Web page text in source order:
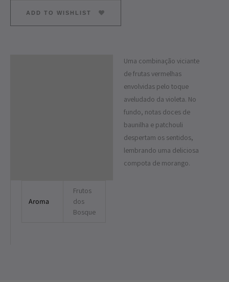
ADD TO WISHLIST
Uma combinação viciante
de frutas vermelhas
envolvidas pelo toque
aveludado da violeta. No
fundo, notas doces de
baunilha e patchouli
despertam os sentidos,
lembrando uma deliciosa
compota de morango.
Aroma
Frutos
dos
Bosque